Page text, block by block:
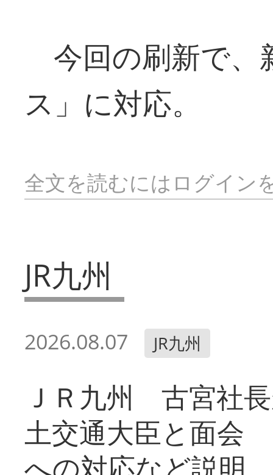
今回の刷新で、
ス」に対応。
全文を読むにはログイン
JR九州
2026.08.07 JR九州
ＪＲ九州 古宮社
土交通大臣と面会
への対応など説明